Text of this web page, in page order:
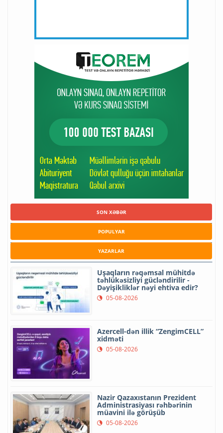
SON XƏBƏR
POPULYAR
YAZARLAR
Uşaqların rəqəmsal mühitdə
təhlükəsizliyi gücləndirilir -
Dəyişikliklər nəyi ehtiva edir?
05-08-2026
Azercell-dən illik “ZengimCELL”
xidməti
05-08-2026
Nazir Qazaxıstanın Prezident
Administrasiyası rəhbərinin
müavini ilə görüşüb
05-08-2026